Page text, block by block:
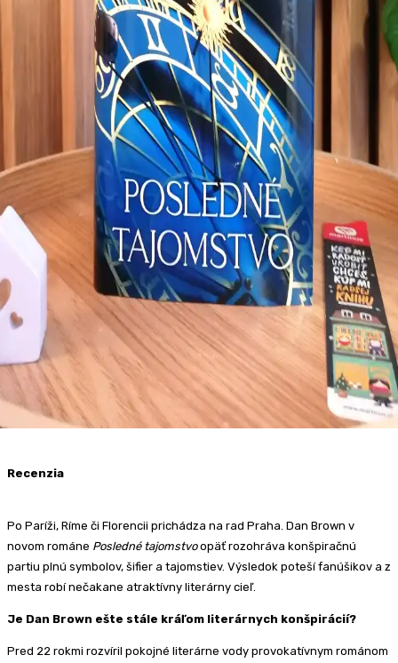
Recenzia
Po Paríži, Ríme či Florencii prichádza na rad Praha. Dan Brown v
novom románe Posledné tajomstvoopäť rozohráva konšpiračnú
partiu plnú symbolov, šifier a tajomstiev. Výsledok poteší fanúšikov a z
mesta robí nečakane atraktívny literárny cieľ.
Je Dan Brown ešte stále kráľom literárnych konšpirácií?
Pred 22 rokmi rozvíril pokojné literárne vody provokatívnym románom